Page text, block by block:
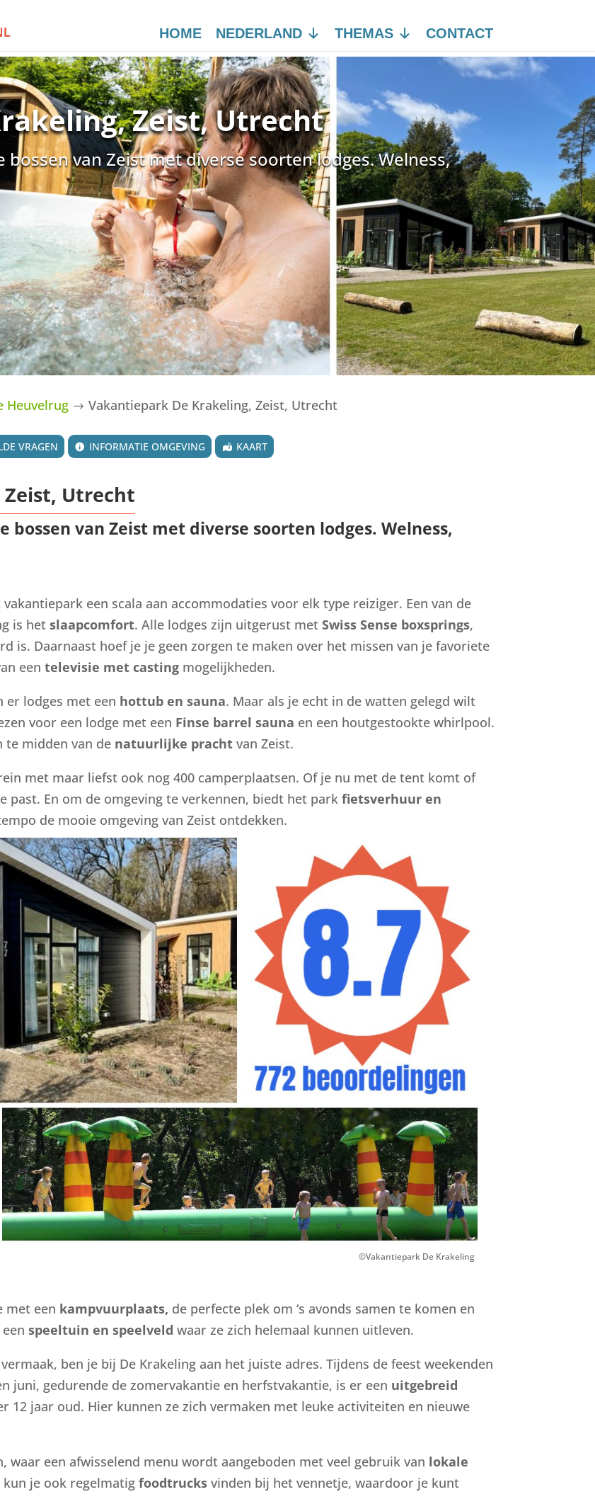
HOME NEDERLAND THEMAS CONTACT
Zeist, Utrecht
van Zeist met diverse soorten lodges. Welness,
Heuvelrug $ Vakantiepark De Krakeling, Zeist, Utrecht
VRAGEN INFORMATIE OMGEVING KAART
Utrecht
van Zeist met diverse soorten lodges. Welness,
een scala aan accommodaties voor elk type reiziger. Een van de
is hetslaapcomfort. Alle lodges zijn uitgerust metSwiss Sense boxsprings,
is. Daarnaast hoef je je geen zorgen te maken over het missen van je favoriete
eentelevisie met casting mogelijkheden.
er lodges met een hottub en sauna. Maar als je echt in de watten gelegd wilt
voor een lodge met een Finse barrel sauna en een houtgestookte whirlpool.
te midden van de natuurlijke pracht van Zeist.
met maar liefst ook nog 400 camperplaatsen. Of je nu met de tent komt of
past. En om de omgeving te verkennen, biedt het parkfietsverhuur en
de mooie omgeving van Zeist ontdekken.
©Vakantiepark De Krakeling
met een kampvuurplaats, de perfecte plek om ‘s avonds samen te komen en
eenspeeltuin en speelveld waar ze zich helemaal kunnen uitleven.
ben je bij De Krakeling aan het juiste adres. Tijdens de feest weekenden
juni, gedurende de zomervakantie en herfstvakantie, is er een uitgebreid
12 jaar oud. Hier kunnen ze zich vermaken met leuke activiteiten en nieuwe
waar een afwisselend menu wordt aangeboden met veel gebruik van lokale
kun je ook regelmatigfoodtrucks vinden bij het vennetje, waardoor je kunt